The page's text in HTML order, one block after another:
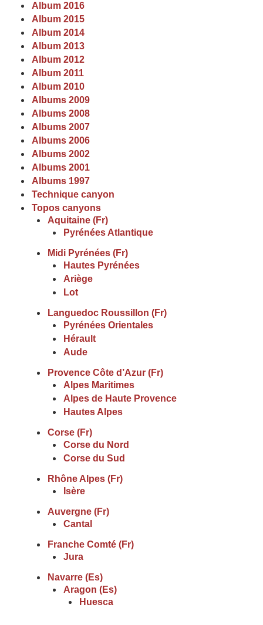
Album 2016
Album 2015
Album 2014
Album 2013
Album 2012
Album 2011
Album 2010
Albums 2009
Albums 2008
Albums 2007
Albums 2006
Albums 2002
Albums 2001
Albums 1997
Technique canyon
Topos canyons
Aquitaine (Fr)
Pyrénées Atlantique
Midi Pyrénées (Fr)
Hautes Pyrénées
Ariège
Lot
Languedoc Roussillon (Fr)
Pyrénées Orientales
Hérault
Aude
Provence Côte d’Azur (Fr)
Alpes Maritimes
Alpes de Haute Provence
Hautes Alpes
Corse (Fr)
Corse du Nord
Corse du Sud
Rhône Alpes (Fr)
Isère
Auvergne (Fr)
Cantal
Franche Comté (Fr)
Jura
Navarre (Es)
Aragon (Es)
Huesca